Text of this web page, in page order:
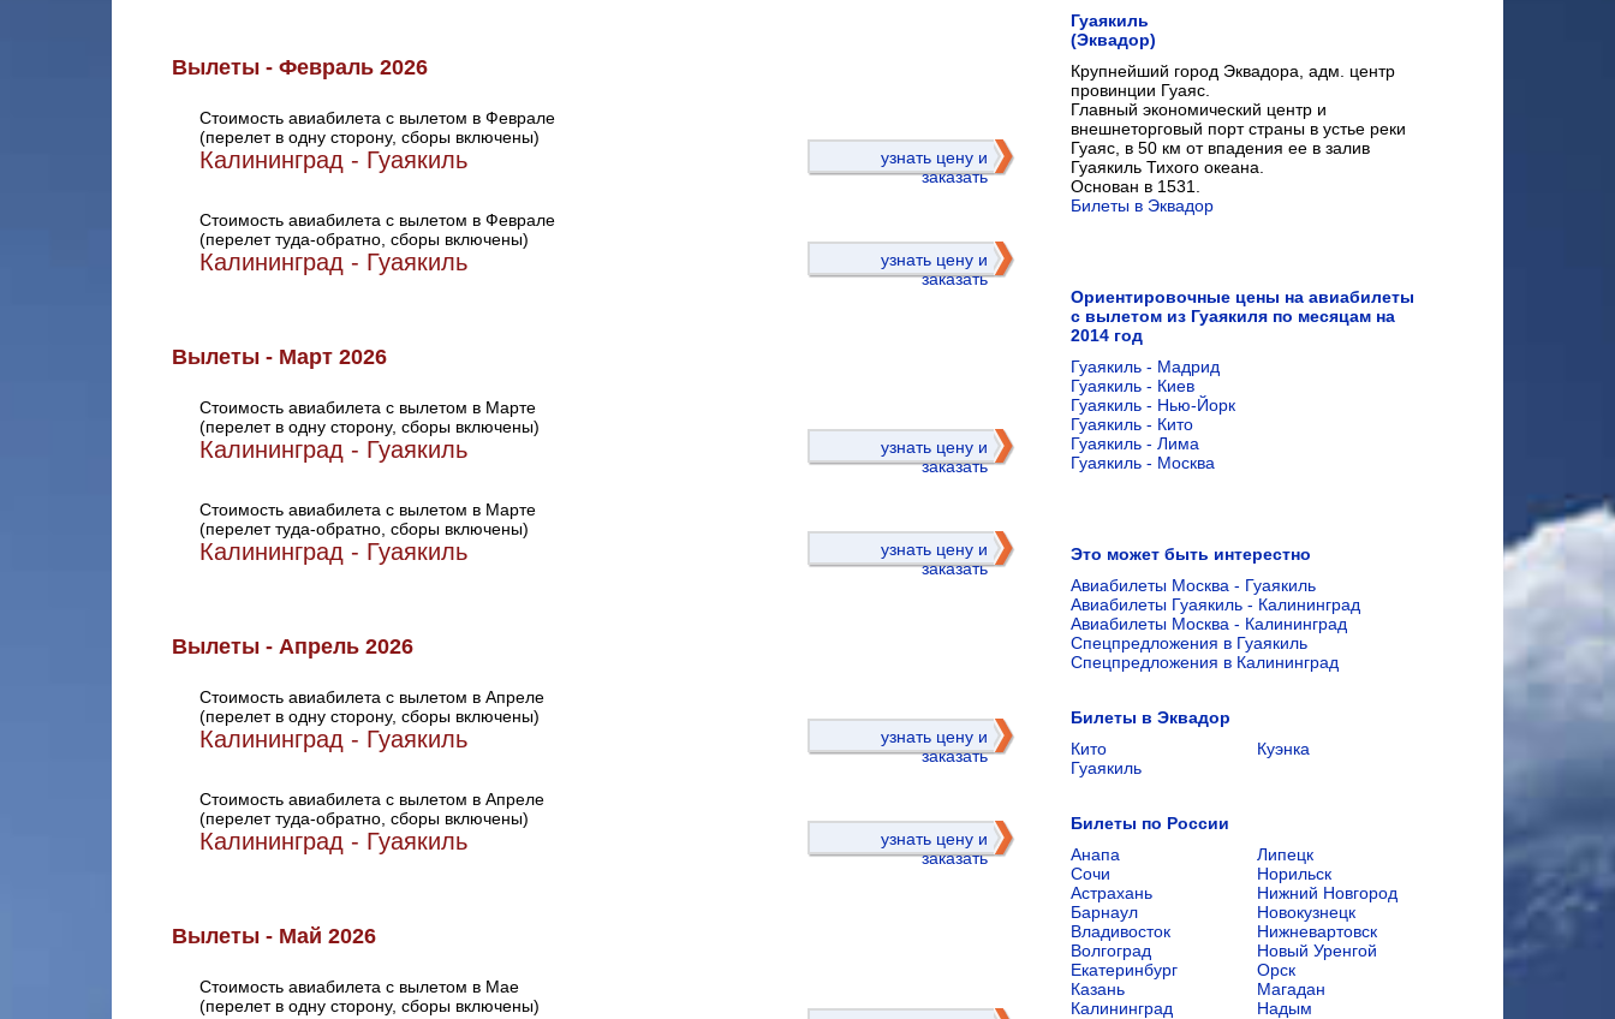
Вылеты - Февраль 2026
Стоимость авиабилета с вылетом в Феврале
(перелет в одну сторону, сборы включены)
Калининград - Гуаякиль
узнать цену и
заказать
Стоимость авиабилета с вылетом в Феврале
(перелет туда-обратно, сборы включены)
Калининград - Гуаякиль
узнать цену и
заказать
Вылеты - Март 2026
Стоимость авиабилета с вылетом в Марте
(перелет в одну сторону, сборы включены)
Калининград - Гуаякиль
узнать цену и
заказать
Стоимость авиабилета с вылетом в Марте
(перелет туда-обратно, сборы включены)
Калининград - Гуаякиль
узнать цену и
заказать
Вылеты - Апрель 2026
Стоимость авиабилета с вылетом в Апреле
(перелет в одну сторону, сборы включены)
Калининград - Гуаякиль
узнать цену и
заказать
Стоимость авиабилета с вылетом в Апреле
(перелет туда-обратно, сборы включены)
Калининград - Гуаякиль
узнать цену и
заказать
Вылеты - Май 2026
Стоимость авиабилета с вылетом в Мае
(перелет в одну сторону, сборы включены)
Гуаякиль
(Эквадор)
Крупнейший город Эквадора, адм. центр
провинции Гуаяс.
Главный экономический центр и
внешнеторговый порт страны в устье реки
Гуаяс, в 50 км от впадения ее в залив
Гуаякиль Тихого океана.
Основан в 1531.
Билеты в Эквадор
Ориентировочные цены на авиабилеты
с вылетом из Гуаякиля по месяцам на
2014 год
Гуаякиль - Мадрид
Гуаякиль - Киев
Гуаякиль - Нью-Йорк
Гуаякиль - Кито
Гуаякиль - Лима
Гуаякиль - Москва
Это может быть интерестно
Авиабилеты Москва - Гуаякиль
Авиабилеты Гуаякиль - Калининград
Авиабилеты Москва - Калининград
Спецпредложения в Гуаякиль
Спецпредложения в Калининград
Билеты в Эквадор
Кито
Гуаякиль
Куэнка
Билеты по России
Анапа
Сочи
Астрахань
Барнаул
Владивосток
Волгоград
Екатеринбург
Казань
Калининград
Липецк
Норильск
Нижний Новгород
Новокузнецк
Нижневартовск
Новый Уренгой
Орск
Магадан
Надым